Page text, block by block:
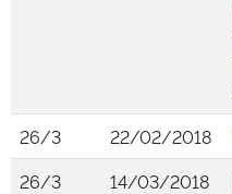
26/3
22/02/2018
26/3
14/03/2018